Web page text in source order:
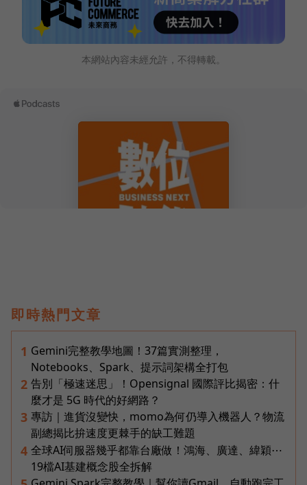
本網站內容未經允許，不得轉載。
即時熱門文章
1 Gemini完整教學地圖！37篇實測整理，
Notebooks、Spark、提示詞架構全打包
2 告別「極速迷思」！Opensignal 國際評比揭密：什
麼才是 5G 時代的好網路？
3 專訪｜進貨沒變快，momo為何仍導入機器人？物流
副總揭比拚速度更棘手的缺工難題
4 全球AI伺服器幾乎都靠台廠做！鴻海、廣達、緯穎⋯
19檔AI基建概念股全拆解